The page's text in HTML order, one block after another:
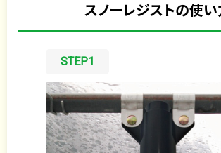
スノーレジストの使い